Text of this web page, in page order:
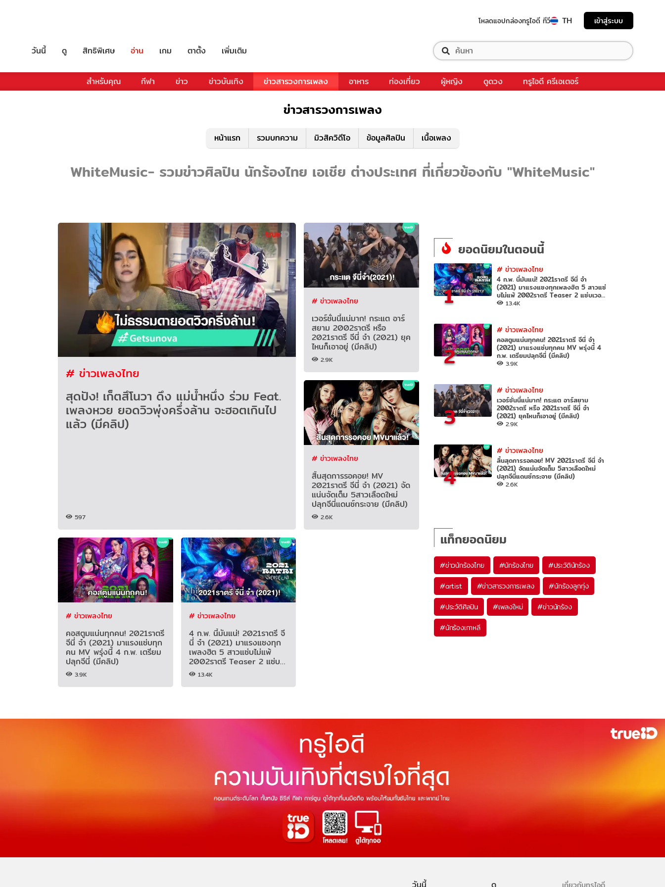
โหลดแอปกล่องทรูไอดี ทีวี TH เข้าสู่ระบบ
วันนี้ ดู สิทธิพิเศษ อ่าน เกม ตาตั้ง เพิ่มเติม
สำหรับคุณ กีฬา ข่าว ข่าวบันเทิง ข่าวสารวงการเพลง อาหาร ท่องเที่ยว ผู้หญิง ดูดวง ทรูไอดี ครีเอเตอร์
ข่าวสารวงการเพลง
หน้าแรก รวมบทความ มิวสิควิดีโอ ข้อมูลศิลปิน เนื้อเพลง
WhiteMusic- รวมข่าวศิลปิน นักร้องไทย เอเชีย ต่างประเทศ ที่เกี่ยวข้องกับ "WhiteMusic"
# ข่าวเพลงไทย
สุดปัง! เก็ตสึโนวา ดึง แม่น้ำหนึ่ง ร่วม Feat.
เพลงหวย ยอดวิวพุ่งครึ่งล้าน จะฮอตเกินไป
แล้ว (มีคลิป)
597
# ข่าวเพลงไทย
เวอร์ชั่นนี้แน่มาก! กระแต อาร์
สยาม 2002ราตรี หรือ
2021ราตรี จีนี่ จ๋า (2021) ยุค
ไหนก็เอาอยู่ (มีคลิป)
2.9K
# ข่าวเพลงไทย
สิ้นสุดการรอคอย! MV
2021ราตรี จีนี่ จ๋า (2021) จัด
แน่นจัดเต็ม 5สาวเลือดใหม่
ปลุกจีนี่แดนซ์กระจาย (มีคลิป)
2.6K
# ข่าวเพลงไทย
คอสตูมแน่นทุกคน! 2021ราตรี
จีนี่ จ๋า (2021) มาแรงแซ่บทุก
คน MV พรุ่งนี้ 4 ก.พ. เตรียม
ปลุกจีนี่ (มีคลิป)
3.9K
# ข่าวเพลงไทย
4 ก.พ. นี้มันแน่! 2021ราตรี จี
นี่ จ๋า (2021) มาแรงแซงทุก
เพลงฮิต 5 สาวแซ่บไม่แพ้
2002ราตรี Teaser 2 แซ่บ
เวอร์ (มีคลิป)
13.4K
ยอดนิยมในตอนนี้
1
# ข่าวเพลงไทย
4 ก.พ. นี้มันแน่! 2021ราตรี จีนี่ จ๋า
(2021) มาแรงแซงทุกเพลงฮิต 5 สาวแซ่
บไม่แพ้ 2002ราตรี Teaser 2 แซ่บเวอร์
(มีคลิป)
13.4K
2
# ข่าวเพลงไทย
คอสตูมแน่นทุกคน! 2021ราตรี จีนี่ จ๋า
(2021) มาแรงแซ่บทุกคน MV พรุ่งนี้ 4
ก.พ. เตรียมปลุกจีนี่ (มีคลิป)
3.9K
3
# ข่าวเพลงไทย
เวอร์ชั่นนี้แน่มาก! กระแต อาร์สยาม
2002ราตรี หรือ 2021ราตรี จีนี่ จ๋า
(2021) ยุคไหนก็เอาอยู่ (มีคลิป)
2.9K
4
# ข่าวเพลงไทย
สิ้นสุดการรอคอย! MV 2021ราตรี จีนี่ จ๋า
(2021) จัดแน่นจัดเต็ม 5สาวเลือดใหม่
ปลุกจีนี่แดนซ์กระจาย (มีคลิป)
2.6K
แท็กยอดนิยม
#ข่าวนักร้องไทย #นักร้องไทย #ประวัตินักร้อง
#artist #ข่าวสารวงการเพลง #นักร้องลูกทุ่ง
#ประวัติศิลปิน #เพลงใหม่ #ข่าวนักร้อง
#นักร้องเกาหลี